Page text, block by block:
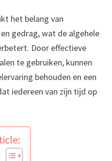
het belang van
gedrag, wat de algehele
Door effectieve
te gebruiken, kunnen
behouden en een
iedereen van zijn tijd op